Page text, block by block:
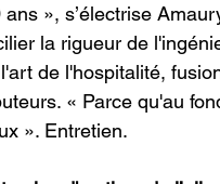
», s’électrise
la rigueur de
de l'hospitalité,
« Parce qu'au
». Entretien.